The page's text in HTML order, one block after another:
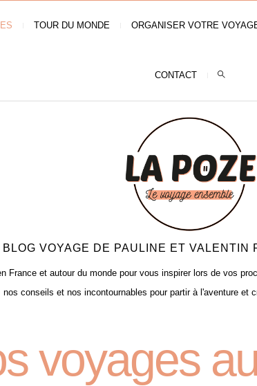
TOUR DU MONDE ORGANISER VOTRE
CONTACT
BLOG VOYAGE DE PAULINE ET VALENTIN
France et autour du monde pour vous inspirer lors de vos
nos conseils et nos incontournables pour partir à l'aventure et
voyages